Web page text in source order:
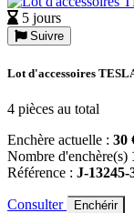
5 jours
Suivre
Lot d'accessoires
4 pièces au total
Enchère actuelle : 30
Nombre d'enchère(s)
Référence : J-13245-
Consulter Enchérir